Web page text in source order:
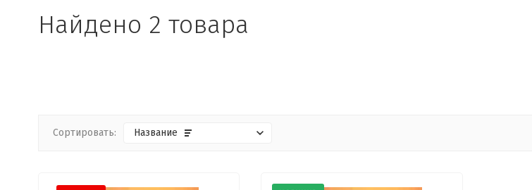
Найдено 2 товара
Сортировать: Название